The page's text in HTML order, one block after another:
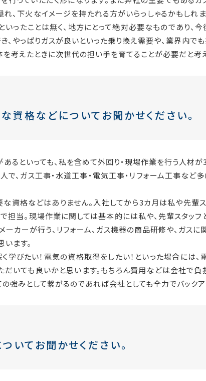
れ、下火なイメージを持たれる方がいらっしゃるかもしれ
ったことは無く、地方にとって絶対必要なものであり、
やっぱりガスが良いといった乗り換え需要や、業界内で
考えたときに次世代の担い手を育てることが必要だと考
資格などについてお聞かせください。
るといっても、私を含めて外回り・現場作業を行う人材
で、ガス工事・水道工事・電気工事・リフォーム工事な
資格などはありません。入社してから3カ月は私や先輩
担当。現場作業に関しては基本的には私や、先輩スタッ
カーが行う、リフォーム、ガス機器の商品研修や、ガス
ます。
く学びたい！電気の資格取得をしたい！といった場合には
だいても良いかと思います。もちろん費用などは会社で負
強みとして繋がるのであれば会社としても全力でバックア
いてお聞かせください。